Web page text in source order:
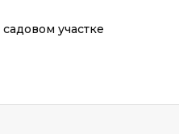
участке